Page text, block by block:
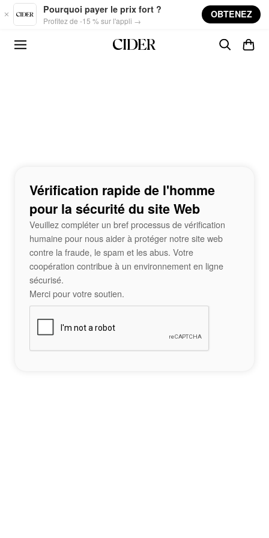
Skip to main content
Pourquoi payer le prix fort ?
Profitez de -15 % sur l'appli →
OBTENEZ
Vérification rapide de l'homme
pour la sécurité du site Web
Veuillez compléter un bref processus de vérification
humaine pour nous aider à protéger notre site web
contre la fraude, le spam et les abus. Votre
coopération contribue à un environnement en ligne
sécurisé.
Merci pour votre soutien.